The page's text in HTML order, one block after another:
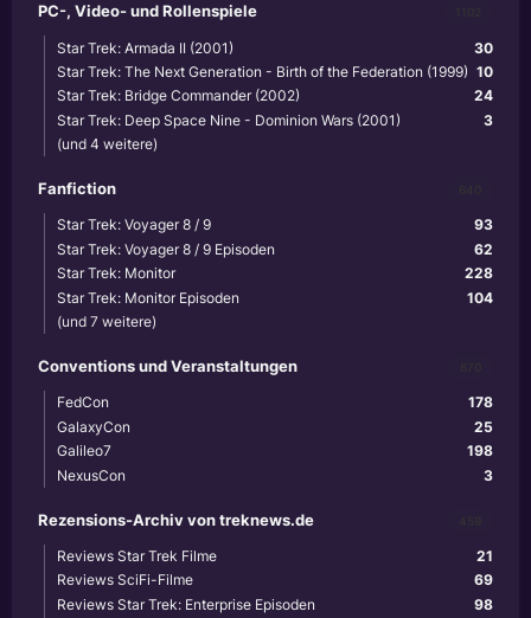
PC-, Video- und Rollenspiele
30
Star Trek: Armada II (2001)
10
Star Trek: The Next Generation - Birth of the Federation (1999)
24
Star Trek: Bridge Commander (2002)
3
Star Trek: Deep Space Nine - Dominion Wars (2001)
(und 4 weitere)
Fanfiction
93
Star Trek: Voyager 8 / 9
62
Star Trek: Voyager 8 / 9 Episoden
228
Star Trek: Monitor
104
Star Trek: Monitor Episoden
(und 7 weitere)
Conventions und Veranstaltungen
178
FedCon
25
GalaxyCon
198
Galileo7
3
NexusCon
Rezensions-Archiv von treknews.de
21
Reviews Star Trek Filme
69
Reviews SciFi-Filme
98
Reviews Star Trek: Enterprise Episoden